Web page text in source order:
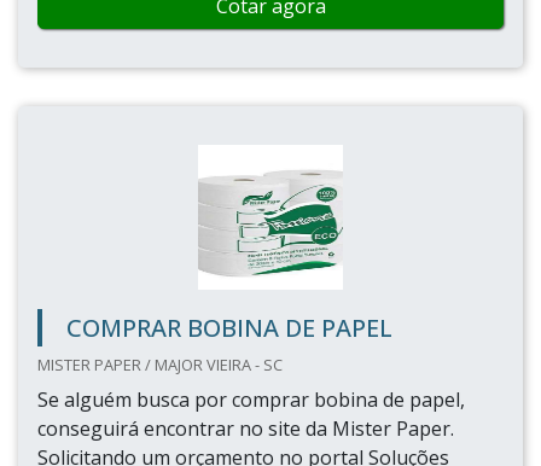
Cotar agora
COMPRAR BOBINA DE PAPEL
MISTER PAPER / MAJOR VIEIRA - SC
Se alguém busca por comprar bobina de papel,
conseguirá encontrar no site da Mister Paper.
Solicitando um orçamento no portal Soluções